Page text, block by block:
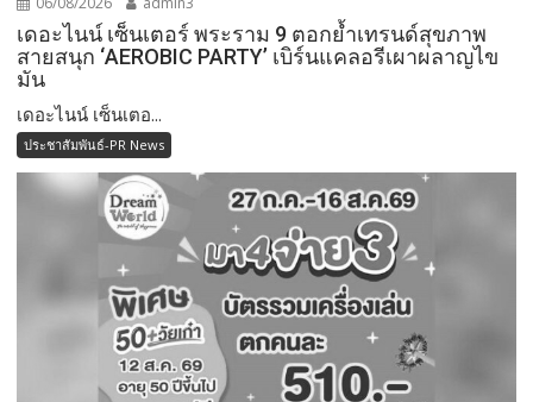
เดอะไนน์ เซ็นเตอร์ พระราม 9 ตอกย้ำเทรนด์สุขภาพ
สายสนุก ‘AEROBIC PARTY’ เบิร์นแคลอรีเผาผลาญไข
มัน
เดอะไนน์ เซ็นเตอ...
ประชาสัมพันธ์-PR News